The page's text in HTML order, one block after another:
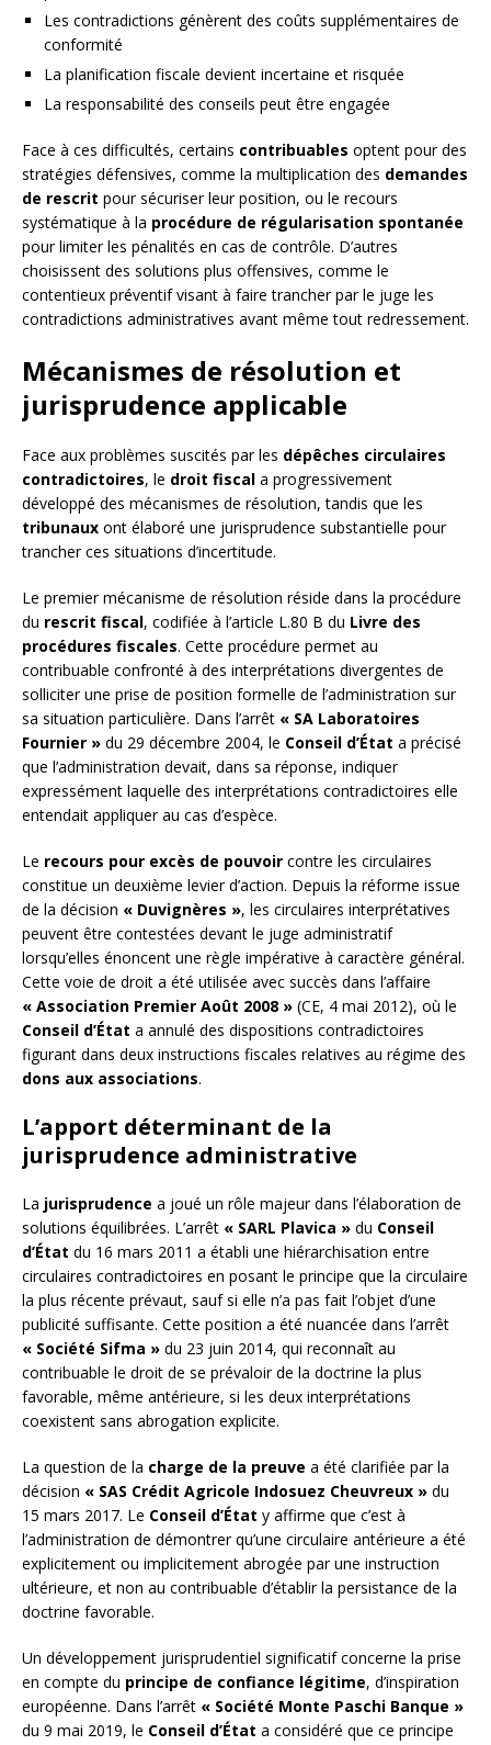
Les contradictions génèrent des coûts supplémentaires de
conformité
La planification fiscale devient incertaine et risquée
La responsabilité des conseils peut être engagée
Face à ces difficultés, certains contribuables optent pour des
stratégies défensives, comme la multiplication des demandes
de rescrit pour sécuriser leur position, ou le recours
systématique à la procédure de régularisation spontanée
pour limiter les pénalités en cas de contrôle. D’autres
choisissent des solutions plus offensives, comme le
contentieux préventif visant à faire trancher par le juge les
contradictions administratives avant même tout redressement.
Mécanismes de résolution et
jurisprudence applicable
Face aux problèmes suscités par les dépêches circulaires
contradictoires, le droit fiscal a progressivement
développé des mécanismes de résolution, tandis que les
tribunaux ont élaboré une jurisprudence substantielle pour
trancher ces situations d’incertitude.
Le premier mécanisme de résolution réside dans la procédure
du rescrit fiscal, codifiée à l’article L.80 B du Livre des
procédures fiscales. Cette procédure permet au
contribuable confronté à des interprétations divergentes de
solliciter une prise de position formelle de l’administration sur
sa situation particulière. Dans l’arrêt « SA Laboratoires
Fournier » du 29 décembre 2004, le Conseil d’État a précisé
que l’administration devait, dans sa réponse, indiquer
expressément laquelle des interprétations contradictoires elle
entendait appliquer au cas d’espèce.
Le recours pour excès de pouvoir contre les circulaires
constitue un deuxième levier d’action. Depuis la réforme issue
de la décision « Duvignères », les circulaires interprétatives
peuvent être contestées devant le juge administratif
lorsqu’elles énoncent une règle impérative à caractère général.
Cette voie de droit a été utilisée avec succès dans l’affaire
« Association Premier Août 2008 » (CE, 4 mai 2012), où le
Conseil d’État a annulé des dispositions contradictoires
figurant dans deux instructions fiscales relatives au régime des
dons aux associations.
L’apport déterminant de la
jurisprudence administrative
La jurisprudence a joué un rôle majeur dans l’élaboration de
solutions équilibrées. L’arrêt « SARL Plavica » du Conseil
d’État du 16 mars 2011 a établi une hiérarchisation entre
circulaires contradictoires en posant le principe que la circulaire
la plus récente prévaut, sauf si elle n’a pas fait l’objet d’une
publicité suffisante. Cette position a été nuancée dans l’arrêt
« Société Sifma » du 23 juin 2014, qui reconnaît au
contribuable le droit de se prévaloir de la doctrine la plus
favorable, même antérieure, si les deux interprétations
coexistent sans abrogation explicite.
La question de la charge de la preuve a été clarifiée par la
décision « SAS Crédit Agricole Indosuez Cheuvreux » du
15 mars 2017. Le Conseil d’État y affirme que c’est à
l’administration de démontrer qu’une circulaire antérieure a été
explicitement ou implicitement abrogée par une instruction
ultérieure, et non au contribuable d’établir la persistance de la
doctrine favorable.
Un développement jurisprudentiel significatif concerne la prise
en compte du principe de confiance légitime, d’inspiration
européenne. Dans l’arrêt « Société Monte Paschi Banque »
du 9 mai 2019, le Conseil d’État a considéré que ce principe